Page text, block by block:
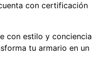
con certificación
con estilo y conciencia
tu armario en un